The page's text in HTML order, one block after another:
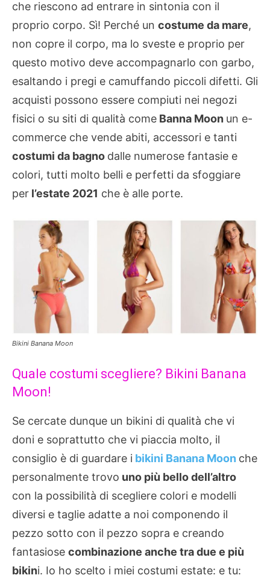
che riescono ad entrare in sintonia con il
proprio corpo. Sì! Perché un costume da mare,
non copre il corpo, ma lo sveste e proprio per
questo motivo deve accompagnarlo con garbo,
esaltando i pregi e camuffando piccoli difetti. Gli
acquisti possono essere compiuti nei negozi
fisici o su siti di qualità come Banna Moon un e-
commerce che vende abiti, accessori e tanti
costumi da bagno dalle numerose fantasie e
colori, tutti molto belli e perfetti da sfoggiare
per l’estate 2021 che è alle porte.
Bikini Banana Moon
Quale costumi scegliere? Bikini Banana
Moon!
Se cercate dunque un bikini di qualità che vi
doni e soprattutto che vi piaccia molto, il
consiglio è di guardare i bikini Banana Moon che
personalmente trovo uno più bello dell’altro
con la possibilità di scegliere colori e modelli
diversi e taglie adatte a noi componendo il
pezzo sotto con il pezzo sopra e creando
fantasiose combinazione anche tra due e più
bikini. Io ho scelto i miei costumi estate: e tu: